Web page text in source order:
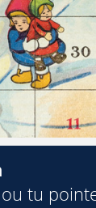
tu